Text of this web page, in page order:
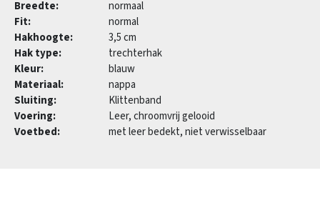
Breedte:
normaal
Fit:
normal
Hakhoogte:
3,5 cm
Hak type:
trechterhak
Kleur:
blauw
Materiaal:
nappa
Sluiting:
Klittenband
Voering:
Leer, chroomvrij gelooid
Voetbed:
met leer bedekt, niet verwisselbaar